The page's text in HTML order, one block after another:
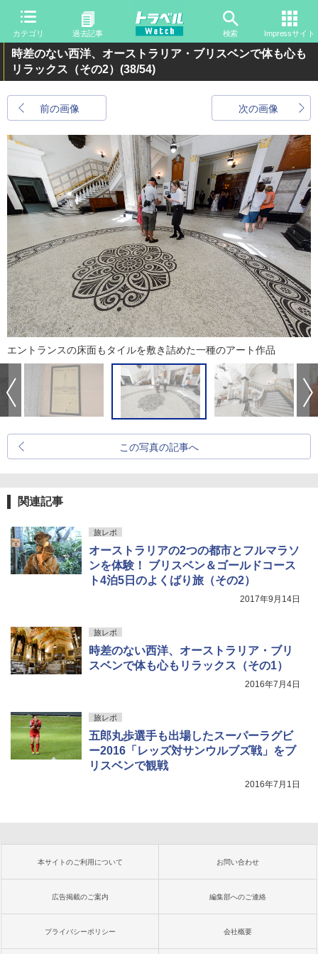
カテゴリ 過去記事 検索 Impressサイト
時差のない西洋、オーストラリア・ブリスベンで体も心も
リラックス（その2） (38/54)
前の画像 次の画像
エントランスの床面もタイルを敷き詰めた一種のアート作品
この写真の記事へ
関連記事
旅レポ
オーストラリアの2つの都市とフルマラソ
ンを体験！ ブリスベン＆ゴールドコース
ト4泊5日のよくばり旅（その2）
2017年9月14日
旅レポ
時差のない西洋、オーストラリア・ブリ
スベンで体も心もリラックス（その1）
2016年7月4日
旅レポ
五郎丸歩選手も出場したスーパーラグビ
ー2016「レッズ対サンウルブズ戦」をブ
リスベンで観戦
2016年7月1日
本サイトのご利用について お問い合わせ
広告掲載のご案内 編集部へのご連絡
プライバシーポリシー 会社概要